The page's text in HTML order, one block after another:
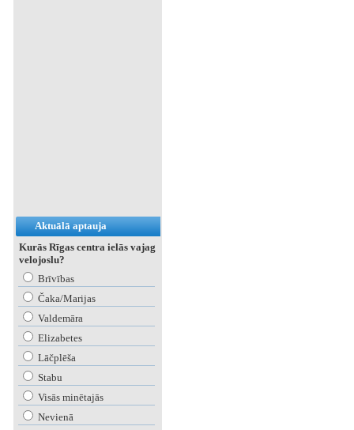
Aktuālā aptauja
Kurās Rīgas centra ielās vajag
velojoslu?
Brīvības
Čaka/Marijas
Valdemāra
Elizabetes
Lāčplēša
Stabu
Visās minētajās
Nevienā